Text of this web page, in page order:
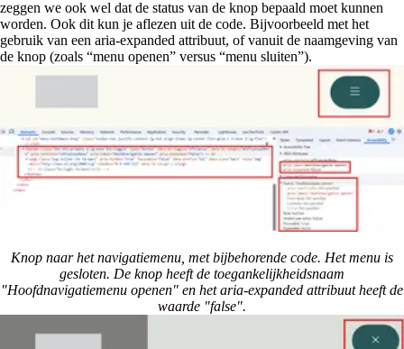
zeggen we ook wel dat de status van de knop bepaald moet kunnen
worden. Ook dit kun je aflezen uit de code. Bijvoorbeeld met het
gebruik van een aria-expanded attribuut, of vanuit de naamgeving van
de knop (zoals “menu openen” versus “menu sluiten”).
Knop naar het navigatiemenu, met bijbehorende code. Het menu is
gesloten. De knop heeft de toegankelijkheidsnaam
"Hoofdnavigatiemenu openen" en het aria-expanded attribuut heeft de
waarde "false".